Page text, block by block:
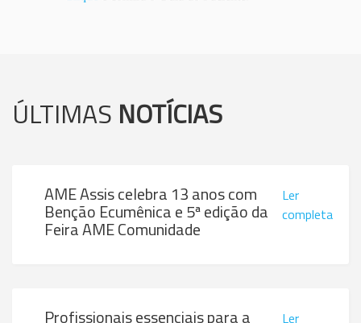
ÚLTIMAS NOTÍCIAS
AME Assis celebra 13 anos com
Benção Ecumênica e 5ª edição da
Feira AME Comunidade
Ler
completa
Profissionais essenciais para a
Ler